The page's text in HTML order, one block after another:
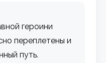
героини
переплетены и
путь.